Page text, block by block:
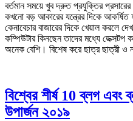
বর্তমান সময়ে খুব দ্রুত প্রযুক্তির
কখনো বড় আকারের যন্ত্রের দিকে
কেনাবেচার বাজারের দিকে খেয়াল করলে
কম্পিউটার কিনছেন তাদের মধ্যে ডেক্সটপ
অনেক বেশি। বিশেষ করে ছাত্র ছাত্রী ও
বিশ্বের শীর্ষ 10 ব্লগ এবং
উপার্জন ২০১৯